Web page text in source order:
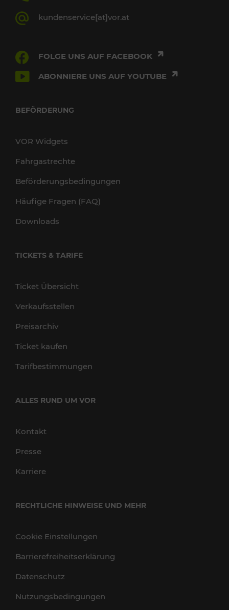
kundenservice[at]vor.at
FOLGE UNS AUF FACEBOOK
ABONNIERE UNS AUF YOUTUBE
BEFÖRDERUNG
VOR Widgets
Fahrgastrechte
Beförderungsbedingungen
Häufige Fragen (FAQ)
Downloads
TICKETS & TARIFE
Ticket Übersicht
Verkaufsstellen
Preisarchiv
Ticket kaufen
Tarifbestimmungen
ALLES RUND UM VOR
Kontakt
Presse
Karriere
RECHTLICHE HINWEISE UND MEHR
Cookie Einstellungen
Barrierefreiheitserklärung
Datenschutz
Nutzungsbedingungen